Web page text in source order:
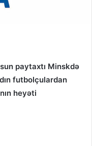
paytaxtı Minskdə
futbolçulardan
heyəti